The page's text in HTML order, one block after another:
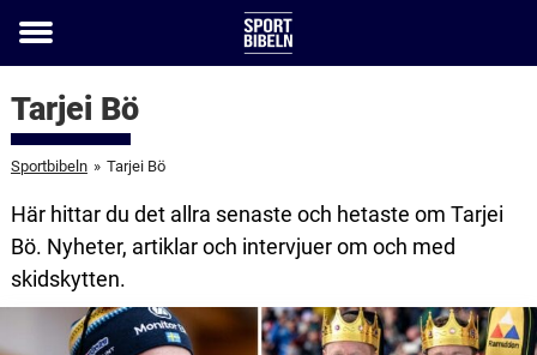
Toggle
Tarjei Bö
Sportbibeln » Tarjei Bö
Här hittar du det allra senaste och hetaste om Tarjei
Bö. Nyheter, artiklar och intervjuer om och med
skidskytten.